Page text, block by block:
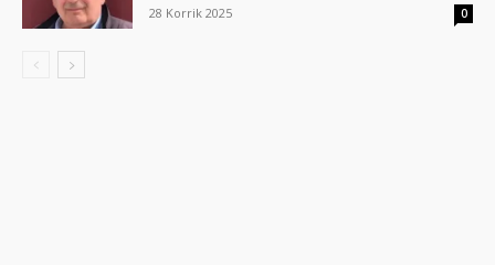
28 Korrik 2025
0